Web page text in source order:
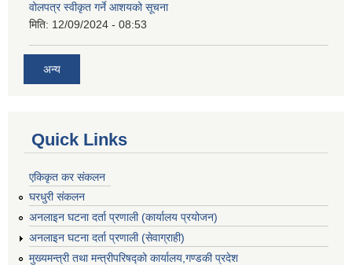
वोलपत्र स्वीकृत गर्ने आशयको सूचना
मिति: 12/09/2024 - 08:53
अन्य
Quick Links
एकिकृत कर संकलन
घरधुरी संकलन
अनलाइन घटना दर्ता प्रणाली (कार्यालय प्रयोजन)
अनलाइन घटना दर्ता प्रणाली (सेवाग्राही)
मुख्यमन्त्री तथा मन्त्रीपरिषद्को कार्यालय,गण्डकी प्रदेश